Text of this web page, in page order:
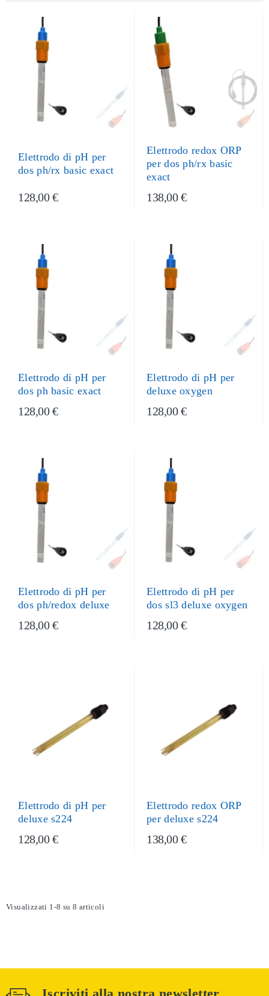
Elettrodo di pH per
dos ph/rx basic exact
128,00 €
Elettrodo redox ORP
per dos ph/rx basic
exact
138,00 €
Elettrodo di pH per
dos ph basic exact
128,00 €
Elettrodo di pH per
deluxe oxygen
128,00 €
Elettrodo di pH per
dos ph/redox deluxe
128,00 €
Elettrodo di pH per
dos sl3 deluxe oxygen
128,00 €
Elettrodo di pH per
deluxe s224
128,00 €
Elettrodo redox ORP
per deluxe s224
138,00 €
Visualizzati 1-8 su 8 articoli